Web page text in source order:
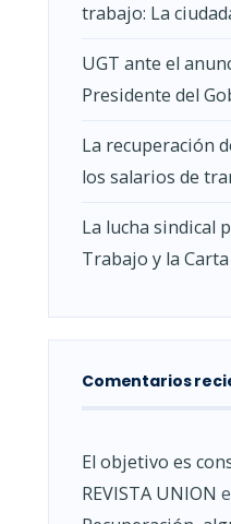
trabajo: La
UGT ante el
Presidente del
La recuperación
los salarios de
La lucha sindical
Trabajo y la
Comentarios
El objetivo es
REVISTA UNION